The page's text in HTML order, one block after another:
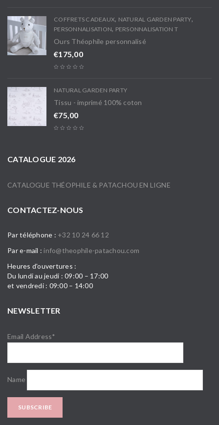
COFFRETS CADEAUX, NATURAL GARDEN PARTY,
PERSONNALISATION, PERSONNALISATION T
Ours Théophile personnalisé
€175,00
NATURAL GARDEN PARTY
Tissu - imprimé 100% coton
€75,00
CATALOGUE 2026
CATALOGUE THÉOPHILE & PATACHOU EN LIGNE
CONTACTEZ-NOUS
Par téléphone : +32 10 24 66 12
Par e-mail : info@theophile-patachou.com
Heures d'ouvertures :
Du lundi au jeudi : 09:00 – 17:00
et vendredi : 09:00 – 14:00
NEWSLETTER
Email Address*
Name